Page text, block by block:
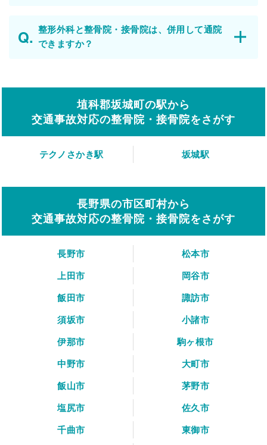
整形外科と整骨院・接骨院は、併用して通院
できますか？
埴科郡坂城町の駅から
交通事故対応の整骨院・接骨院をさがす
テクノさかき駅 坂城駅
長野県の市区町村から
交通事故対応の整骨院・接骨院をさがす
長野市
松本市
上田市
岡谷市
飯田市
諏訪市
須坂市
小諸市
伊那市
駒ヶ根市
中野市
大町市
飯山市
茅野市
塩尻市
佐久市
千曲市
東御市